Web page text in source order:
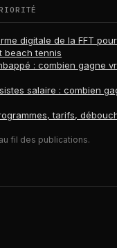
digitale de la FFT
beach tennis
: combien gagne
salaire : combien
tarifs,
fil des publications.